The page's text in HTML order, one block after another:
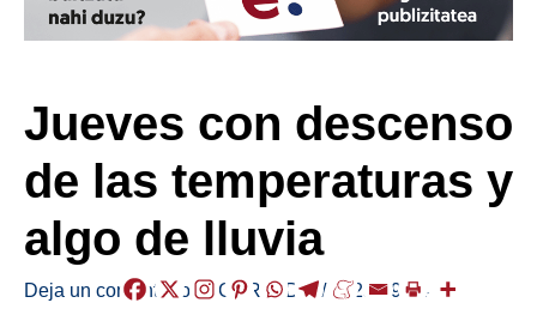
Jueves con descenso
de las temperaturas y
algo de lluvia
Deja un comentario /EGURALDIA/ 2025-09-04